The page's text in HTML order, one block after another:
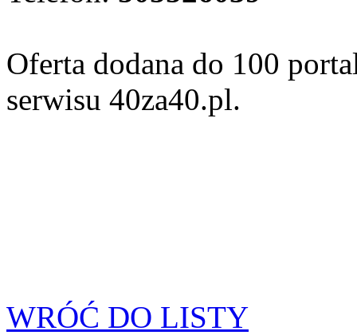
Oferta dodana do 100
serwisu 40za40.pl.
WRÓĆ DO LISTY